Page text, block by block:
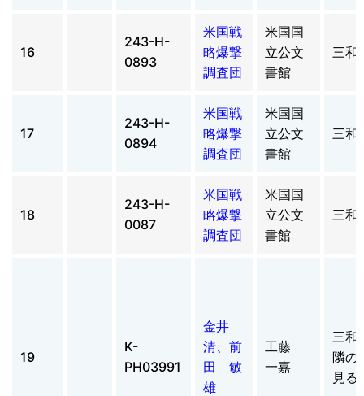
16
243-H-
0893
米国戦
略爆撃
調査団
米国国
立公文
書館
三和
17
243-H-
0894
米国戦
略爆撃
調査団
米国国
立公文
書館
三和
18
243-H-
0087
米国戦
略爆撃
調査団
米国国
立公文
書館
三和
19
K-
PH03991
金井
清、前
田 敏
雄
工藤
一嘉
三和
隣の
見る